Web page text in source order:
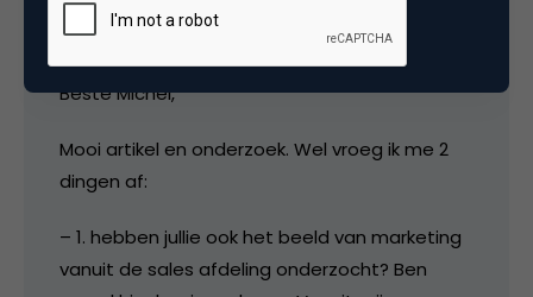
Roel Dekker
Beste Michèl,
Mooi artikel en onderzoek. Wel vroeg ik me 2
dingen af:
– 1. hebben jullie ook het beeld van marketing
vanuit de sales afdeling onderzocht? Ben